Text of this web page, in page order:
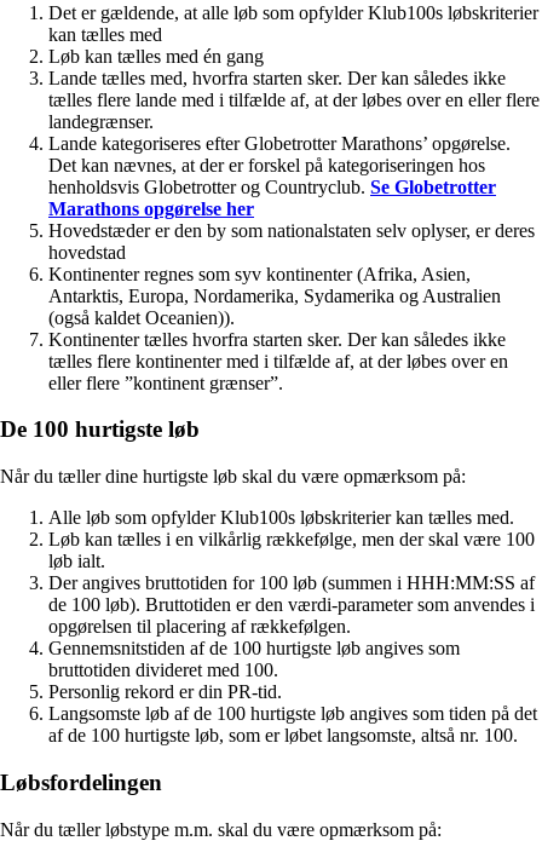
Det er gældende, at alle løb som opfylder Klub100s løbskriterier
kan tælles med
Løb kan tælles med én gang
Lande tælles med, hvorfra starten sker. Der kan således ikke
tælles flere lande med i tilfælde af, at der løbes over en eller flere
landegrænser.
Lande kategoriseres efter Globetrotter Marathons’ opgørelse.
Det kan nævnes, at der er forskel på kategoriseringen hos
henholdsvis Globetrotter og Countryclub. Se Globetrotter
Marathons opgørelse her
Hovedstæder er den by som nationalstaten selv oplyser, er deres
hovedstad
Kontinenter regnes som syv kontinenter (Afrika, Asien,
Antarktis, Europa, Nordamerika, Sydamerika og Australien
(også kaldet Oceanien)).
Kontinenter tælles hvorfra starten sker. Der kan således ikke
tælles flere kontinenter med i tilfælde af, at der løbes over en
eller flere ”kontinent grænser”.
De 100 hurtigste løb
Når du tæller dine hurtigste løb skal du være opmærksom på:
Alle løb som opfylder Klub100s løbskriterier kan tælles med.
Løb kan tælles i en vilkårlig rækkefølge, men der skal være 100
løb ialt.
Der angives bruttotiden for 100 løb (summen i HHH:MM:SS af
de 100 løb). Bruttotiden er den værdi-parameter som anvendes i
opgørelsen til placering af rækkefølgen.
Gennemsnitstiden af de 100 hurtigste løb angives som
bruttotiden divideret med 100.
Personlig rekord er din PR-tid.
Langsomste løb af de 100 hurtigste løb angives som tiden på det
af de 100 hurtigste løb, som er løbet langsomste, altså nr. 100.
Løbsfordelingen
Når du tæller løbstype m.m. skal du være opmærksom på: